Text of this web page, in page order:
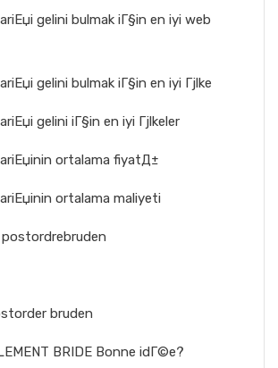
gelini bulmak iГ§in en iyi web
gelini bulmak iГ§in en iyi Гјlke
gelini iГ§in en iyi Гјlkeler
ortalama fiyatД±
ortalama maliyeti
bruden
BRIDE Bonne idГ©e?